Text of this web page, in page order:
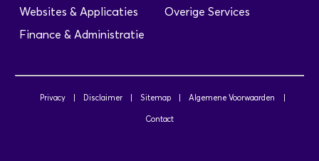
opdrachtgevers door heel Nederland. Onze
het juiste moment op de juiste plaats via de juiste
Netwerkbeheerder
Websites & Applicaties
Finance & Administratie
Overige Services
Privacy Disclaimer Sitemap Algemene Voorwaarden
Contact